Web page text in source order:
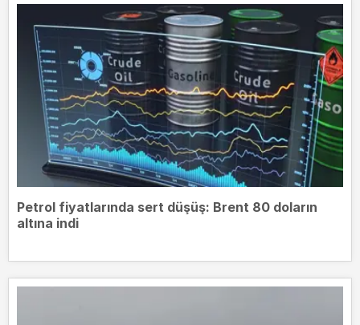
Petrol fiyatlarında sert düşüş: Brent 80 doların
altına indi